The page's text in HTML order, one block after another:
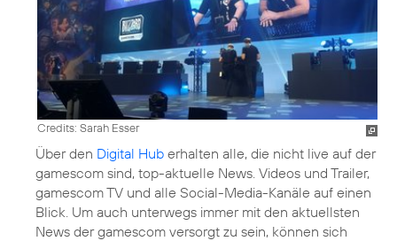
Credits: Sarah Esser
Über den Digital Hub erhalten alle, die nicht live auf der
gamescom sind, top-aktuelle News. Videos und Trailer,
gamescom TV und alle Social-Media-Kanäle auf einen
Blick. Um auch unterwegs immer mit den aktuellsten
News der gamescom versorgt zu sein, können sich